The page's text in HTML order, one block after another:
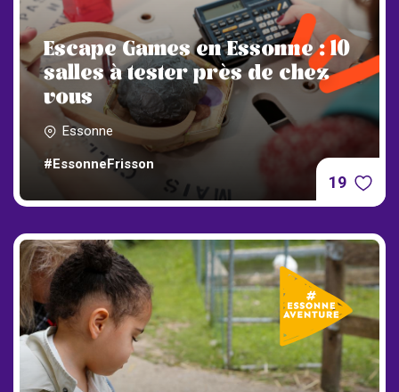
Escape Games en Essonne : 10
salles à tester près de chez
vous
Essonne
#EssonneFrisson
19